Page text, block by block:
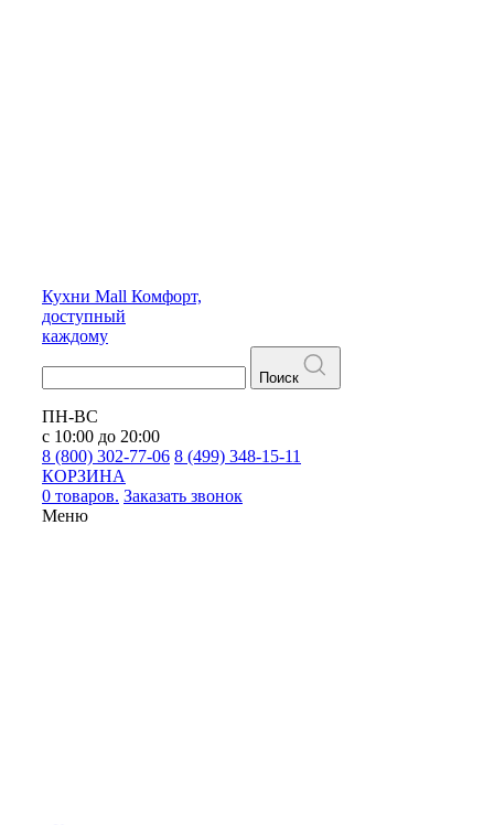
Кухни Mall Комфорт,
доступный
каждому
Поиск
ПН-ВС
с 10:00 до 20:00
8 (800) 302-77-06 8 (499) 348-15-11
КОРЗИНА
0 товаров. Заказать звонок
Меню